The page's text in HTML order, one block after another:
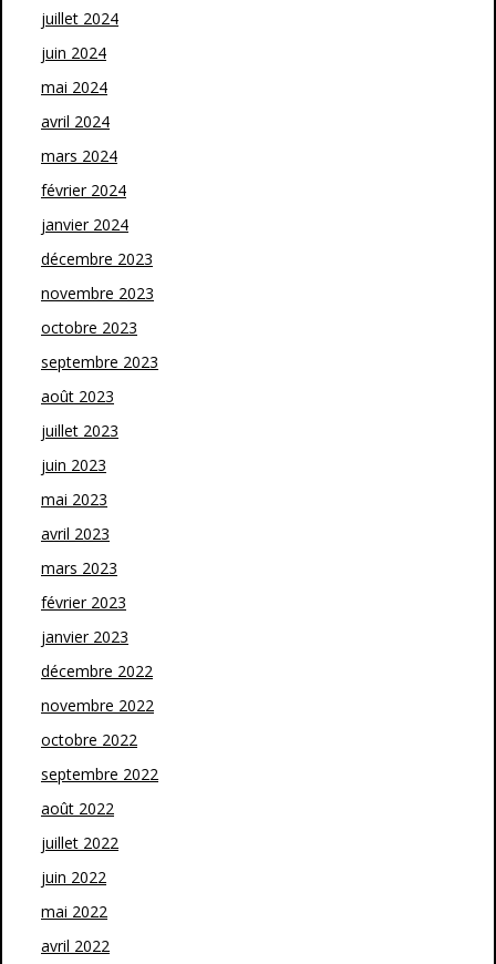
juillet 2024
juin 2024
mai 2024
avril 2024
mars 2024
février 2024
janvier 2024
décembre 2023
novembre 2023
octobre 2023
septembre 2023
août 2023
juillet 2023
juin 2023
mai 2023
avril 2023
mars 2023
février 2023
janvier 2023
décembre 2022
novembre 2022
octobre 2022
septembre 2022
août 2022
juillet 2022
juin 2022
mai 2022
avril 2022